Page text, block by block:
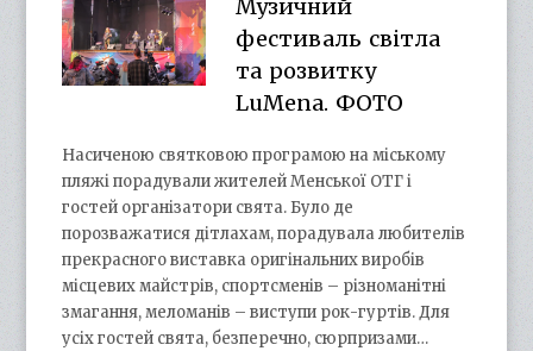
Музичний
фестиваль світла
та розвитку
LuMena. ФОТО
Насиченою святковою програмою на міському
пляжі порадували жителей Менської ОТГ і
гостей організатори свята. Було де
порозважатися дітлахам, порадувала любителів
прекрасного виставка оригінальних виробів
місцевих майстрів, спортсменів – різноманітні
змагання, меломанів – виступи рок-гуртів. Для
усіх гостей свята, безперечно, сюрпризами…